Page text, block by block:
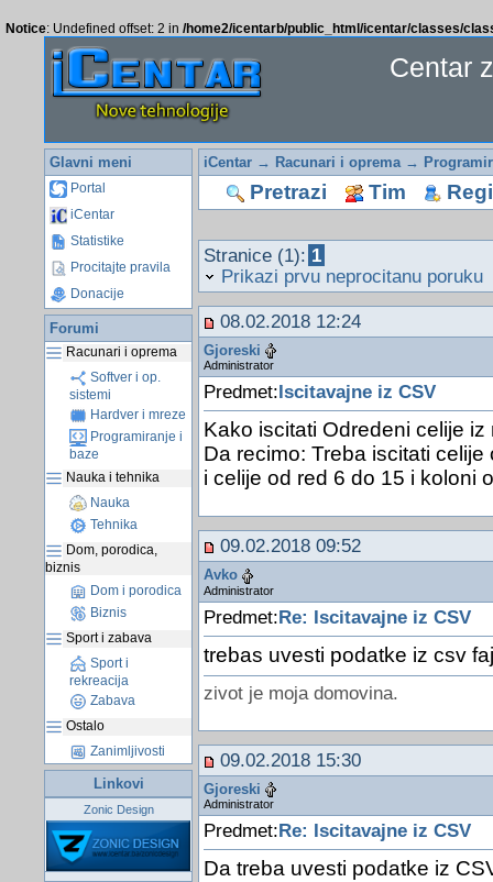
Notice: Undefined offset: 2 in /home2/icentarb/public_html/icentar/classes/
Centar
Glavni meni
Portal
iCentar
Statistike
Procitajte pravila
Donacije
Forumi
Racunari i oprema
Softver i op.
sistemi
Hardver i mreze
Programiranje i
baze
Nauka i tehnika
Nauka
Tehnika
Dom, porodica,
biznis
Dom i porodica
Biznis
Sport i zabava
Sport i
rekreacija
Zabava
Ostalo
Zanimljivosti
Linkovi
Zonic Design
iCentar→ Racunari i oprema→
Pretrazi Tim
Stranice (1): 1
Prikazi prvu neprocitanu poruku
08.02.2018 12:24
Gjoreski
Administrator
Predmet: Iscitavajne iz CSV
Kako iscitati Odredeni celije iz
Da recimo: Treba iscitati
i celije od red 6 do 15 i koloni
09.02.2018 09:52
Avko
Administrator
Predmet:Re: Iscitavajne iz CSV
trebas uvesti podatke iz csv
zivot je moja domovina.
09.02.2018 15:30
Gjoreski
Administrator
Predmet: Re: Iscitavajne iz CSV
Da treba uvesti podatke iz